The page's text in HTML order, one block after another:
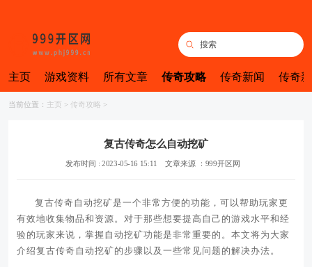
主页 游戏资料 所有文章 传奇攻略 传奇新闻 传奇
当前位置： 主页 > 传奇攻略 >
复古传奇怎么自动挖矿
发布时间 : 2023-05-16 15:11 文章来源 ：999开区网
复古传奇自动挖矿是一个非常方便的功能，可以帮助玩家更
有效地收集物品和资源。对于那些想要提高自己的游戏水平和经
验的玩家来说，掌握自动挖矿功能是非常重要的。本文将为大家
介绍复古传奇自动挖矿的步骤以及一些常见问题的解决办法。